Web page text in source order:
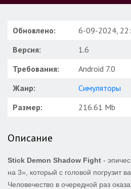
Обновлено:
6-09-2024,
Версия:
1.6
Требования:
Android 7.0
Жанр:
Симуляторы
Размер:
216.61 Mb
Описание
Stick Demon Shadow Fight -
на 3», который с головой погрузит
Человечество в очередной раз